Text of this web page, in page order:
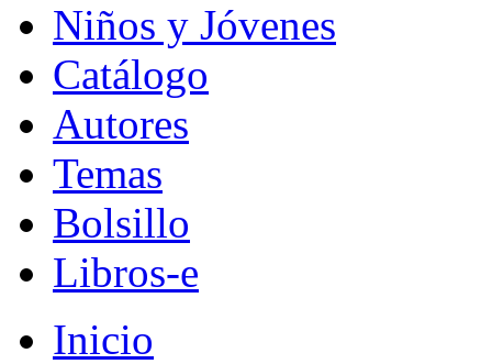
Niños y Jóvenes
Catálogo
Autores
Temas
Bolsillo
Libros-e
Inicio